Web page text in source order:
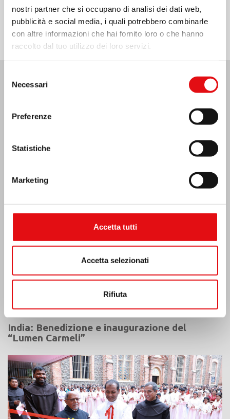
nostri partner che si occupano di analisi dei dati web,
pubblicità e social media, i quali potrebbero combinarle
con altre informazioni che hai fornito loro o che hanno
raccolto dal tuo utilizzo dei loro servizi.
delNecessari
Preferenze
Statistiche
Marketing
Accetta tutti
Accetta selezionati
Rifiuta
MESSICO: ASSEMBLEA PLENARIA OCD
India: Benedizione e inaugurazione del
“Lumen Carmeli”